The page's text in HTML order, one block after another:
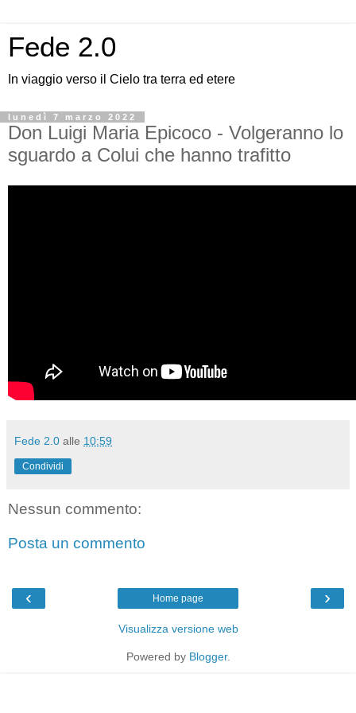
Fede 2.0
In viaggio verso il Cielo tra terra ed etere
lunedì 7 marzo 2022
Don Luigi Maria Epicoco - Volgeranno lo
sguardo a Colui che hanno trafitto
Fede 2.0 alle 10:59
Condividi
Nessun commento:
Posta un commento
‹ ›
Home page
Visualizza versione web
Powered by Blogger.